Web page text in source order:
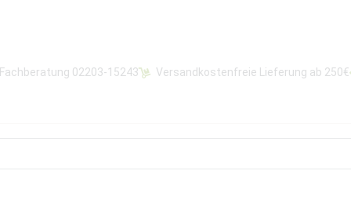
Fachberatung 02203-15243 Versandkostenfreie Lieferung ab 250€